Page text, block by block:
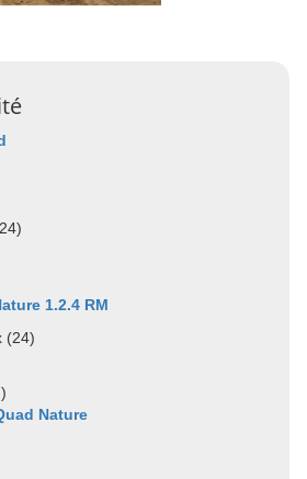
1.2.4 RM
(24)
Nature